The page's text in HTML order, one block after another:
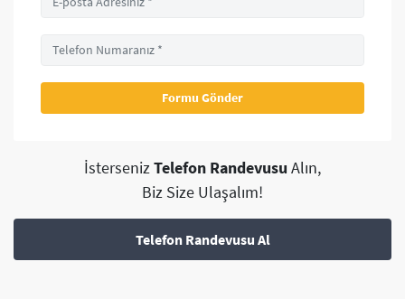
İstersenizTelefon Randevusu Alın,
Biz Size Ulaşalım!
Telefon Randevusu Al